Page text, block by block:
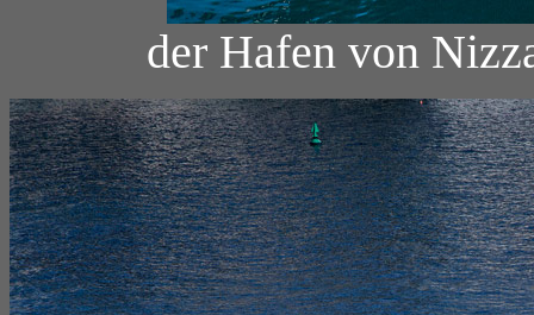
der Hafen von